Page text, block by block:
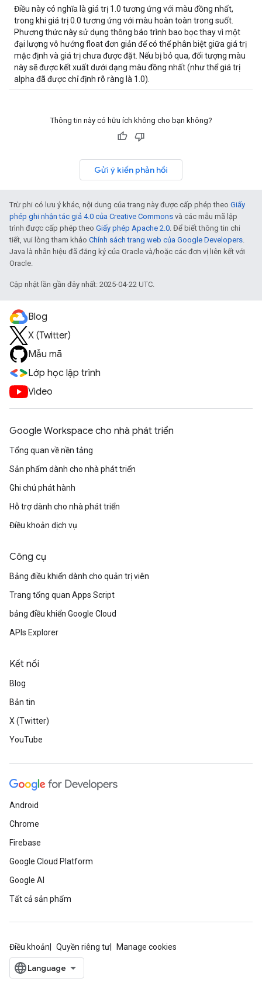
Điều này có nghĩa là giá trị 1.0 tương ứng với màu đồng nhất,
trong khi giá trị 0.0 tương ứng với màu hoàn toàn trong suốt.
Phương thức này sử dụng thông báo trình bao bọc thay vì một
đại lượng vô hướng float đơn giản để có thể phân biệt giữa giá trị
mặc định và giá trị chưa được đặt. Nếu bị bỏ qua, đối tượng màu
này sẽ được kết xuất dưới dạng màu đồng nhất (như thể giá trị
alpha đã được chỉ định rõ ràng là 1.0).
Thông tin này có hữu ích không cho bạn không?
Gửi ý kiến phản hồi
Trừ phi có lưu ý khác, nội dung của trang này được cấp phép theo Giấy
phép ghi nhận tác giả 4.0 của Creative Commons và các mẫu mã lập
trình được cấp phép theo Giấy phép Apache 2.0. Để biết thông tin chi
tiết, vui lòng tham khảo Chính sách trang web của Google Developers.
Java là nhãn hiệu đã đăng ký của Oracle và/hoặc các đơn vị liên kết với
Oracle.
Cập nhật lần gần đây nhất: 2025-04-22 UTC.
Blog
X (Twitter)
Mẫu mã
Lớp học lập trình
Video
Google Workspace cho nhà phát triển
Tổng quan về nền tảng
Sản phẩm dành cho nhà phát triển
Ghi chú phát hành
Hỗ trợ dành cho nhà phát triển
Điều khoản dịch vụ
Công cụ
Bảng điều khiển dành cho quản trị viên
Trang tổng quan Apps Script
bảng điều khiển Google Cloud
APIs Explorer
Kết nối
Blog
Bản tin
X (Twitter)
YouTube
Android
Chrome
Firebase
Google Cloud Platform
Google AI
Tất cả sản phẩm
Điều khoản Quyền riêng tư Manage cookies